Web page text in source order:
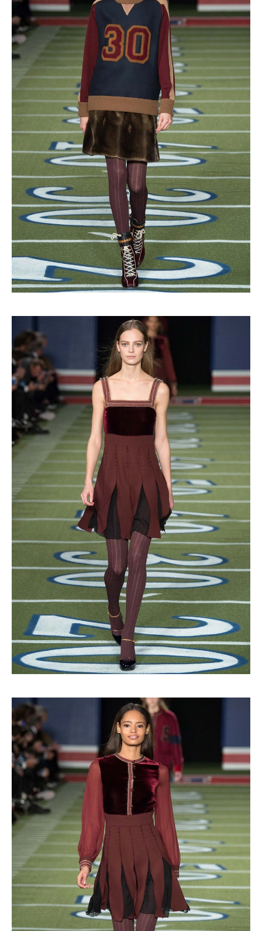
Haftalık E-Bülten
Moda dünyasında neler oluyor? Yeni
fikirler, öne çıkan koleksiyonlar, en
vogue trendler, ünlülerden güzelllik
sırları ve en popüler partilerden
haberdar olmak için haftalık e-
bültenimize kaydolun.